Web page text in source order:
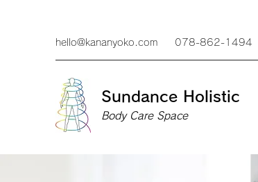
hello@kananyoko.com 078-862-1494
Sundance Holistic
Body Care Space